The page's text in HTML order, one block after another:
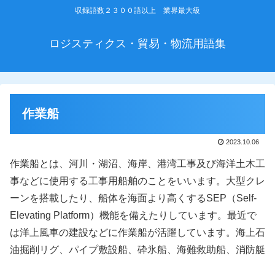
収録語数２３００語以上 業界最大級
ロジスティクス・貿易・物流用語集
作業船
2023.10.06
作業船とは、河川・湖沼、海岸、港湾工事及び海洋土木工
事などに使用する工事用船舶のことをいいます。大型クレ
ーンを搭載したり、船体を海面より高くするSEP（Self-
Elevating Platform）機能を備えたりしています。最近で
は洋上風車の建設などに作業船が活躍しています。海上石
油掘削リグ、パイプ敷設船、砕氷船、海難救助船、消防艇